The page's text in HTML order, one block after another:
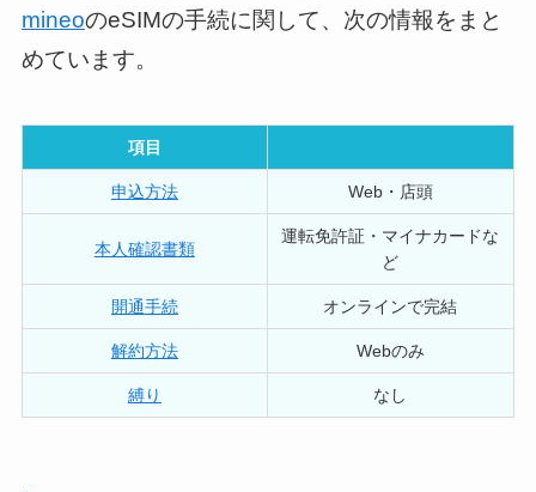
mineoのeSIMの手続に関して、次の情報をまと
めています。
項目
申込方法 Web・店頭
本人確認書類
運転免許証・マイナカードな
ど
開通手続 オンラインで完結
解約方法 Webのみ
縛り なし